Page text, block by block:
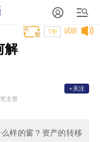
试听
T中
解
主管
+关注
样的窗？资产的转移